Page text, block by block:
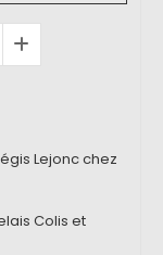
Lejonc chez
Colis et